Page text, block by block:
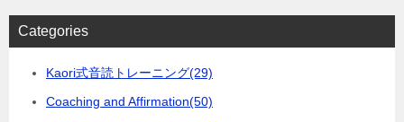
Categories
Kaori式音読トレーニング(29)
Coaching and Affirmation(50)